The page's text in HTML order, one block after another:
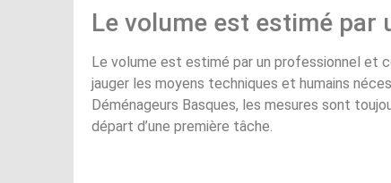
Le volume est estimé par
Le volume est estimé par un professionnel et
jauger les moyens techniques et humains
Déménageurs Basques, les mesures sont
départ d’une première tâche.